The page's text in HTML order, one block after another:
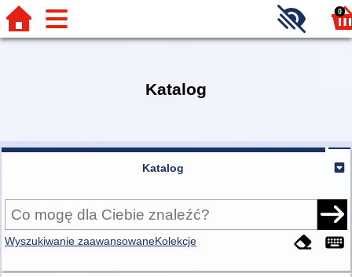
0
Katalog
Katalog
Wyszukiwanie zaawansowaneKolekcje